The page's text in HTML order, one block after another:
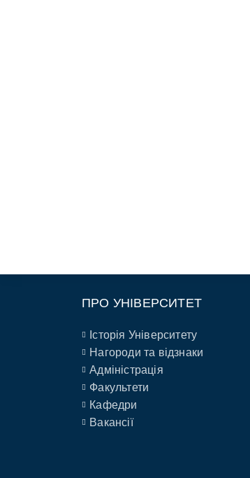
ПРО УНІВЕРСИТЕТ
Історія Університету
Нагороди та відзнаки
Адміністрація
Факультети
Кафедри
Вакансії